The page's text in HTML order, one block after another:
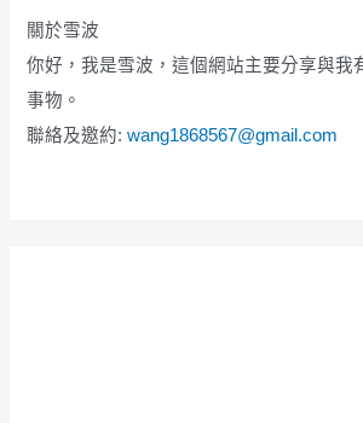
關於雪波
你好，我是雪波，這個網站主要分享與我
事物。
聯絡及邀約:wang1868567@gmail.com